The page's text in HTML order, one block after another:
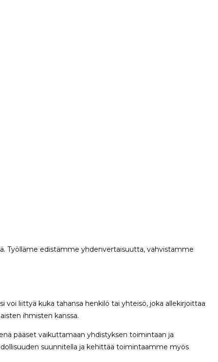
Työlläme edistämme yhdenvertaisuutta, vahvistamme
liittyä kuka tahansa henkilö tai yhteisö, joka allekirjoittaa
ihmisten kanssa.
pääset vaikuttamaan yhdistyksen toimintaan ja
suunnitella ja kehittää toimintaamme myös